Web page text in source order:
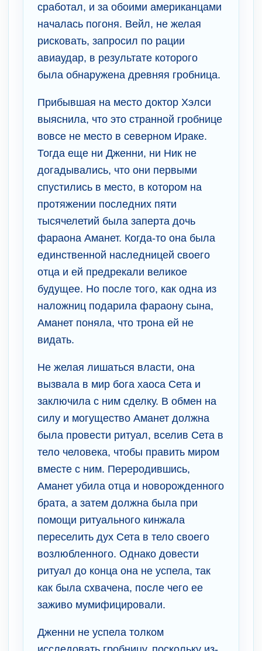
сработал, и за обоими американцами
началась погоня. Вейл, не желая
рисковать, запросил по рации
авиаудар, в результате которого
была обнаружена древняя гробница.
Прибывшая на место доктор Хэлси
выяснила, что это странной гробнице
вовсе не место в северном Ираке.
Тогда еще ни Дженни, ни Ник не
догадывались, что они первыми
спустились в место, в котором на
протяжении последних пяти
тысячелетий была заперта дочь
фараона Аманет. Когда-то она была
единственной наследницей своего
отца и ей предрекали великое
будущее. Но после того, как одна из
наложниц подарила фараону сына,
Аманет поняла, что трона ей не
видать.
Не желая лишаться власти, она
вызвала в мир бога хаоса Сета и
заключила с ним сделку. В обмен на
силу и могущество Аманет должна
была провести ритуал, вселив Сета в
тело человека, чтобы править миром
вместе с ним. Переродившись,
Аманет убила отца и новорожденного
брата, а затем должна была при
помощи ритуального кинжала
переселить дух Сета в тело своего
возлюбленного. Однако довести
ритуал до конца она не успела, так
как была схвачена, после чего ее
заживо мумифицировали.
Дженни не успела толком